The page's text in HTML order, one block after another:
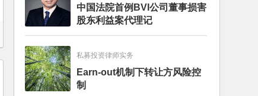
中国法院首例BVI公司董事损害
股东利益案代理记
私募投资律师实务
Earn-out机制下转让方风险控
制